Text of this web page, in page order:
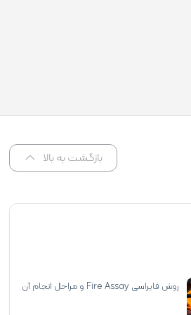
بازگشت به بالا
روش فایراسی Fire Assay و مراحل انجام آن